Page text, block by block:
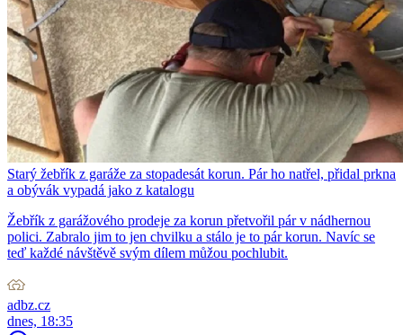
Starý žebřík z garáže za stopadesát korun. Pár ho natřel, přidal prkna
a obývák vypadá jako z katalogu
Žebřík z garážového prodeje za korun přetvořil pár v nádhernou
polici. Zabralo jim to jen chvilku a stálo je to pár korun. Navíc se
teď každé návštěvě svým dílem můžou pochlubit.
adbz.cz
dnes, 18:35